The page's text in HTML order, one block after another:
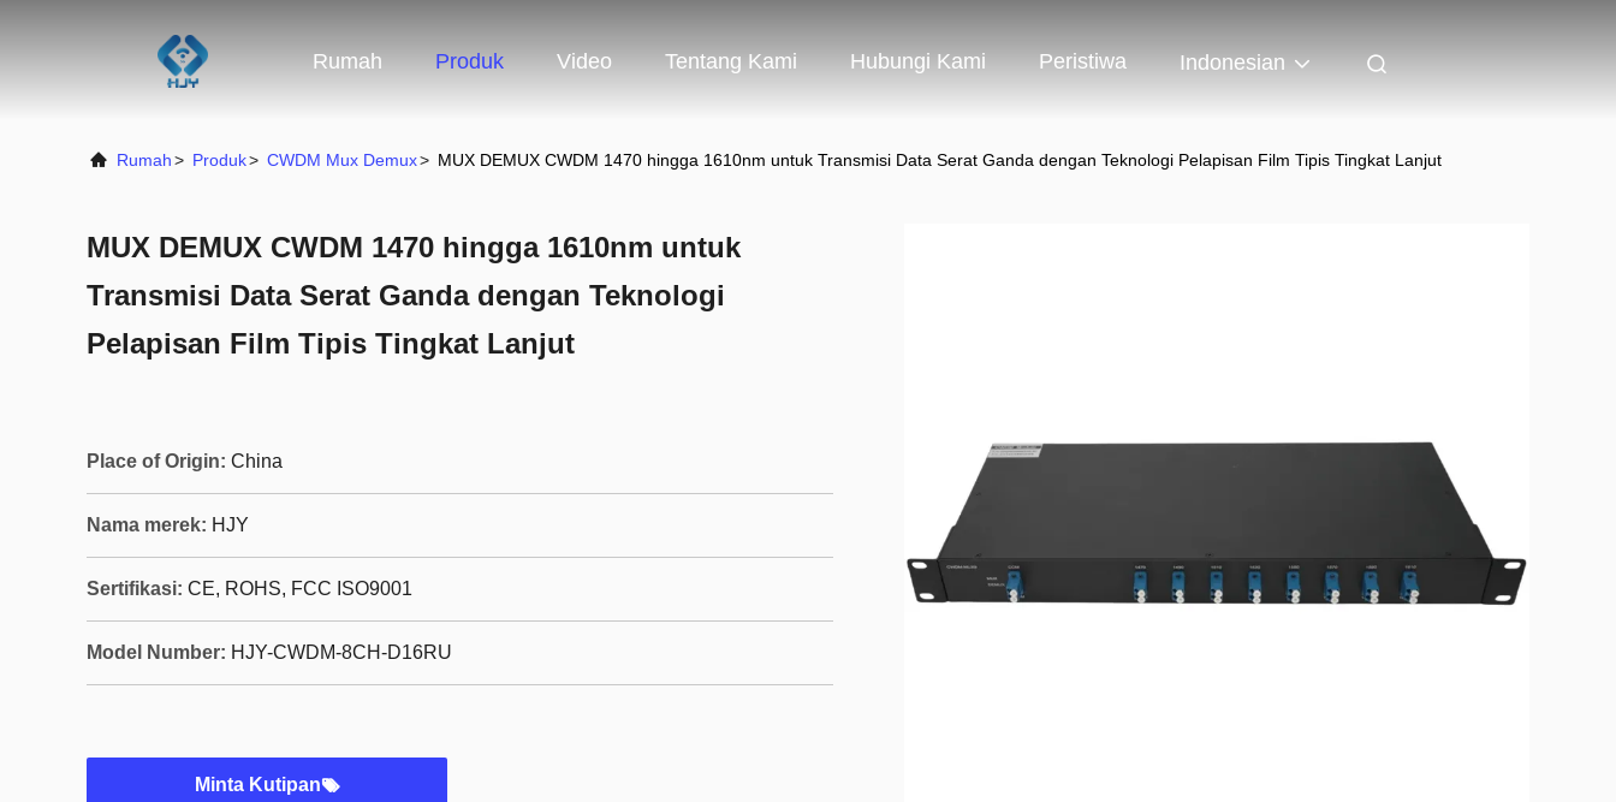
Rumah Produk Video Tentang Kami Hubungi Kami Peristiwa Indonesian
Rumah> Produk> CWDM Mux Demux> MUX DEMUX CWDM 1470 hingga 1610nm untuk Transmisi Data Serat Ganda dengan Teknologi Pelapisan Film Tipis Tingkat Lanjut
MUX DEMUX CWDM 1470 hingga 1610nm untuk
Transmisi Data Serat Ganda dengan Teknologi
Pelapisan Film Tipis Tingkat Lanjut
Place of Origin: China
Nama merek: HJY
Sertifikasi: CE, ROHS, FCC ISO9001
Model Number: HJY-CWDM-8CH-D16RU
Minta Kutipan